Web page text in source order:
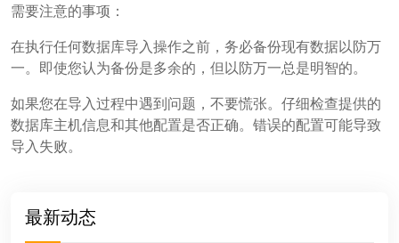
需要注意的事项：
在执行任何数据库导入操作之前，务必备份现有数据以防万
一。即使您认为备份是多余的，但以防万一总是明智的。
如果您在导入过程中遇到问题，不要慌张。仔细检查提供的
数据库主机信息和其他配置是否正确。错误的配置可能导致
导入失败。
最新动态